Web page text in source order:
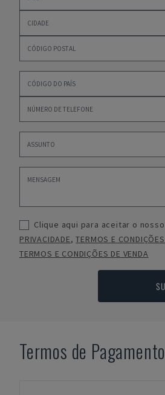
Clique aqui para aceitar o nosso
PRIVACIDADE,TERMOS E
TERMOS E CONDIÇÕES DE VENDA
Termos de Pagamento